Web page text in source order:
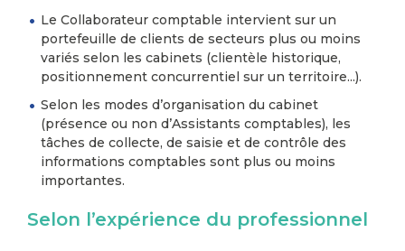
Le Collaborateur comptable intervient sur un
portefeuille de clients de secteurs plus ou moins
variés selon les cabinets (clientèle historique,
positionnement concurrentiel sur un territoire...).
Selon les modes d’organisation du cabinet
(présence ou non d’Assistants comptables), les
tâches de collecte, de saisie et de contrôle des
informations comptables sont plus ou moins
importantes.
Selon l’expérience du professionnel